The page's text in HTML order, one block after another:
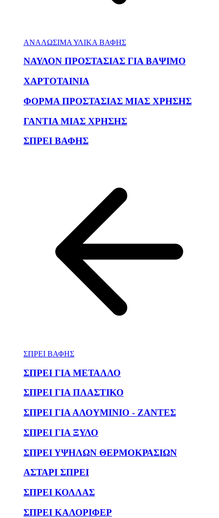
ΑΝΑΛΩΣΙΜΑ ΥΛΙΚΑ ΒΑΦΗΣ
ΝΑΥΛΟΝ ΠΡΟΣΤΑΣΙΑΣ ΓΙΑ ΒΑΨΙΜΟ
ΧΑΡΤΟΤΑΙΝΙΑ
ΦΟΡΜΑ ΠΡΟΣΤΑΣΙΑΣ ΜΙΑΣ ΧΡΗΣΗΣ
ΓΑΝΤΙΑ ΜΙΑΣ ΧΡΗΣΗΣ
ΣΠΡΕΙ ΒΑΦΗΣ
ΣΠΡΕΙ ΒΑΦΗΣ
ΣΠΡΕΙ ΓΙΑ ΜΕΤΑΛΛΟ
ΣΠΡΕΙ ΓΙΑ ΠΛΑΣΤΙΚΟ
ΣΠΡΕΙ ΓΙΑ ΑΛΟΥΜΙΝΙΟ - ΖΑΝΤΕΣ
ΣΠΡΕΙ ΓΙΑ ΞΥΛΟ
ΣΠΡΕΙ ΥΨΗΛΩΝ ΘΕΡΜΟΚΡΑΣΙΩΝ
ΑΣΤΑΡΙ ΣΠΡΕΙ
ΣΠΡΕΙ ΚΟΛΛΑΣ
ΣΠΡΕΙ ΚΑΛΟΡΙΦΕΡ